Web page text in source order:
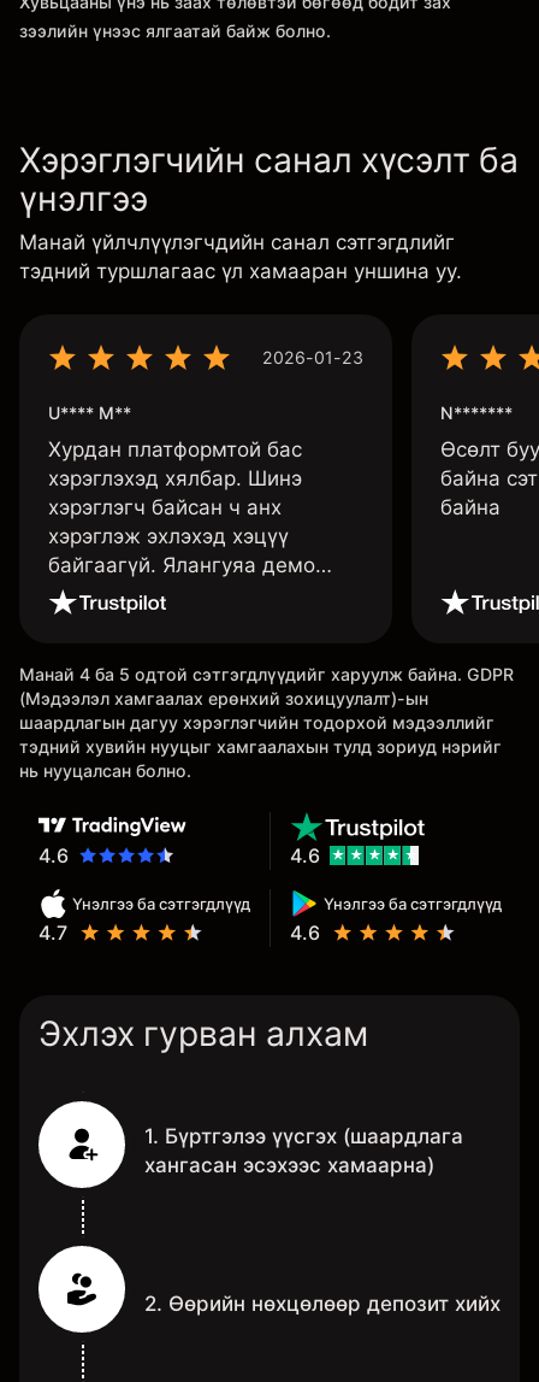
зээлийн үнээс ялгаатай байж болно.
Хэрэглэгчийн санал хүсэлт ба
үнэлгээ
Манай үйлчлүүлэгчдийн санал сэтгэгдлийг
тэдний туршлагаас үл хамааран уншина уу.
2026-01-23
U**** M**
Хурдан платформтой бас
хэрэглэхэд хялбар. Шинэ
хэрэглэгч байсан ч анх
хэрэглэж эхлэхэд хэцүү
байгаагүй. Ялангуяа демо
данс нь их хэрэгтэй ба
дэмтэй.
N*******
Өсөлт
байна
байна
Манай 4 ба 5 одтой сэтгэгдлүүдийг харуулж байна. GDPR
(Мэдээлэл хамгаалах ерөнхий зохицуулалт)-ын
шаардлагын дагуу хэрэглэгчийн тодорхой мэдээллийг
тэдний хувийн нууцыг хамгаалахын тулд зориуд нэрийг
нь нууцалсан болно.
4.6
Үнэлгээ ба сэтгэгдлүүд
4.7
Үнэлгээ ба сэтгэгдлүүд
4.6
4.6
Эхлэх гурван алхам
1. Бүртгэлээ үүсгэх (шаардлага
хангасан эсэхээс хамаарна)
2. Өөрийн нөхцөлөөр депозит хийх